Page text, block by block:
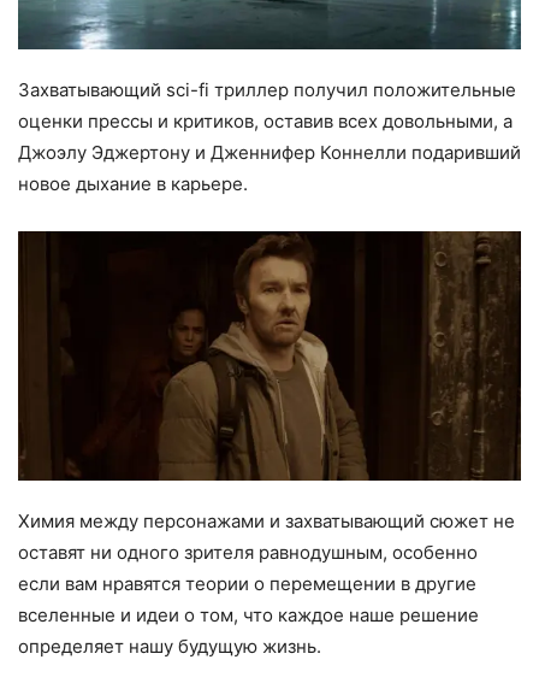
Захватывающий sci-fi триллер получил положительные
оценки прессы и критиков, оставив всех довольными, а
Джоэлу Эджертону и Дженнифер Коннелли подаривший
новое дыхание в карьере.
Химия между персонажами и захватывающий сюжет не
оставят ни одного зрителя равнодушным, особенно
если вам нравятся теории о перемещении в другие
вселенные и идеи о том, что каждое наше решение
определяет нашу будущую жизнь.